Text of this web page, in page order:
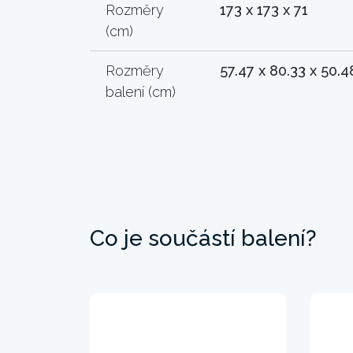
Rozměry
(cm)
173 x 173 x 71
Rozměry
balení (cm)
57.47 x 80.33 x
Co je součástí balení?